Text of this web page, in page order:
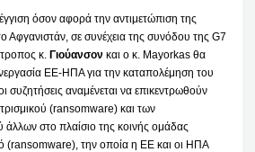
όσον αφορά την αντιμετώπιση της
Αφγανιστάν, σε συνέχεια της συνόδου της G7
κ. Γιούανσον και ο κ. Mayorkas θα
ΕΕ-ΗΠΑ για την καταπολέμηση του
συζητήσεις αναμένεται να επικεντρωθούν
(ransomware) και των
άλλων στο πλαίσιο της κοινής ομάδας
(ransomware), την οποία η ΕΕ και οι ΗΠΑ